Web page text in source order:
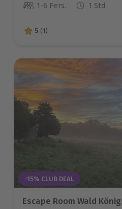
Anzahl der Teilnehmer
1-6 Pers. 1 Std
5 von 5 Sternen basierend
5 (1)
-15% CLUB DEAL
Escape Room Wald